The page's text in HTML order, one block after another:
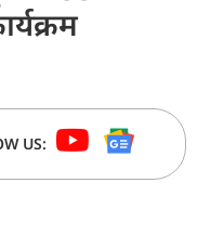
US: